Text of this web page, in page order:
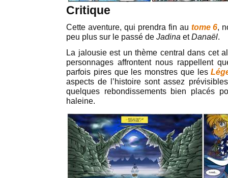
Critique
Cette aventure, qui prendra fin au tome 6,
peu plus sur le passé de Jadina etDanaël.
La jalousie est un thème central dans cet
personnages affrontent nous rappellent
parfois pires que les monstres que les
aspects de l’histoire sont assez
quelques rebondissements bien placés
haleine.